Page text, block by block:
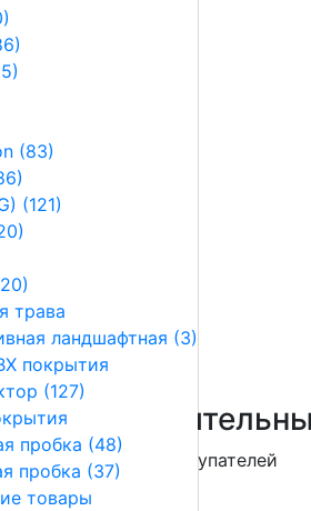
(83)
(121)
трава
ландшафтная (3)
покрытия
(127)
пробка (48)
пробка (37)
товары
(83)
(121)
трава
ландшафтная (3)
отзывы покупателей